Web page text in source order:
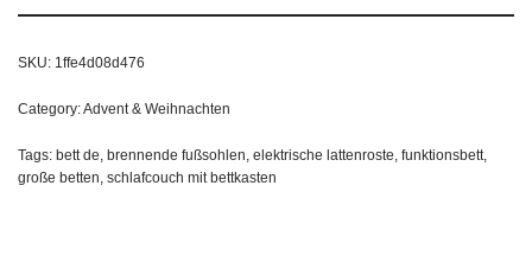
SKU: 1ffe4d08d476
Category:Advent & Weihnachten
Tags: bett de brennende fußsohlen elektrische lattenroste funktionsbett
große betten schlafcouch mit bettkasten